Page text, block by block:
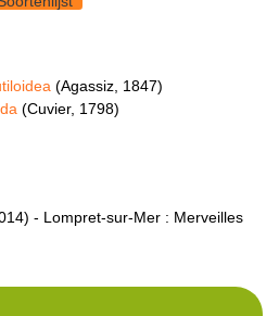
(Agassiz, 1847)
(Cuvier, 1798)
- Lompret-sur-Mer : Merveilles